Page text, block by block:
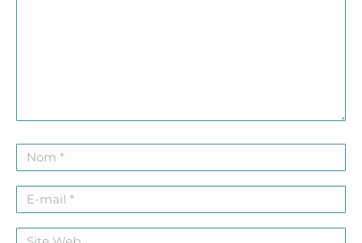
Nom *
E-mail *
Site Web